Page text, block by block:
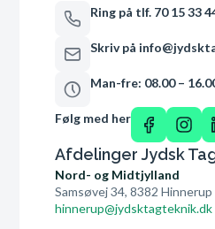
Ring på tlf. 70 15 33
Skriv på
Man-fre: 08.00 –
Følg med her
Afdelinger Jydsk
Nord- og Midtjylland
Samsøvej 34, 8382 Hinnerup
hinnerup@jydsktagteknik.dk